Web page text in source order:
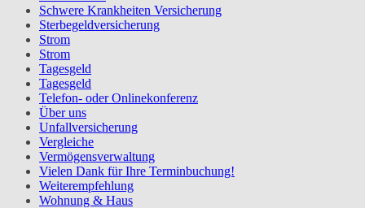
Schwere Krankheiten Versicherung
Sterbegeldversicherung
Strom
Strom
Tagesgeld
Tagesgeld
Telefon- oder Onlinekonferenz
Über uns
Unfallversicherung
Vergleiche
Vermögensverwaltung
Vielen Dank für Ihre Terminbuchung!
Weiterempfehlung
Wohnung & Haus